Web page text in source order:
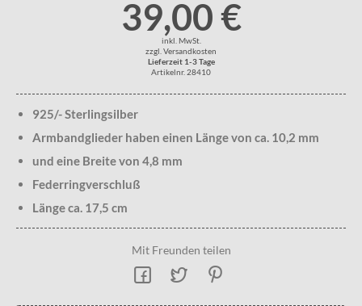
39,00 €
inkl. MwSt.
zzgl. Versandkosten
Lieferzeit 1-3 Tage
Artikelnr. 28410
925/- Sterlingsilber
Armbandglieder haben einen Länge von ca. 10,2 mm
und eine Breite von 4,8 mm
Federringverschluß
Länge ca. 17,5 cm
Mit Freunden teilen